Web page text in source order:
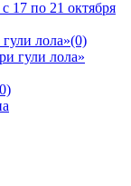
лола»(0)